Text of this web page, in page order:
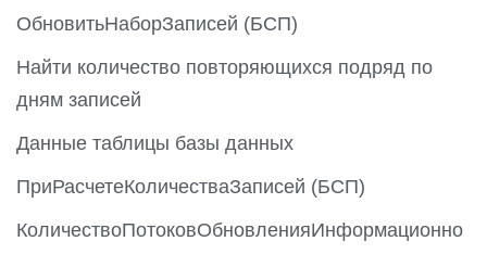
ОбновитьНаборЗаписей (БСП)
Найти количество повторяющихся подряд по
дням записей
Данные таблицы базы данных
ПриРасчетеКоличестваЗаписей (БСП)
КоличествоПотоковОбновленияИнформационно